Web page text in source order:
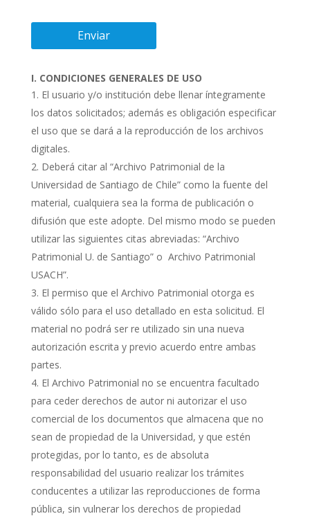
I. CONDICIONES GENERALES DE USO
El usuario y/o institución debe llenar íntegramente
los datos solicitados; además es obligación especificar
el uso que se dará a la reproducción de los archivos
digitales.
Deberá citar al “Archivo Patrimonial de la
Universidad de Santiago de Chile” como la fuente del
material, cualquiera sea la forma de publicación o
difusión que este adopte. Del mismo modo se pueden
utilizar las siguientes citas abreviadas: “Archivo
Patrimonial U. de Santiago” o Archivo Patrimonial
USACH”.
El permiso que el Archivo Patrimonial otorga es
válido sólo para el uso detallado en esta solicitud. El
material no podrá ser re utilizado sin una nueva
autorización escrita y previo acuerdo entre ambas
partes.
El Archivo Patrimonial no se encuentra facultado
para ceder derechos de autor ni autorizar el uso
comercial de los documentos que almacena que no
sean de propiedad de la Universidad, y que estén
protegidas, por lo tanto, es de absoluta
responsabilidad del usuario realizar los trámites
conducentes a utilizar las reproducciones de forma
pública, sin vulnerar los derechos de propiedad